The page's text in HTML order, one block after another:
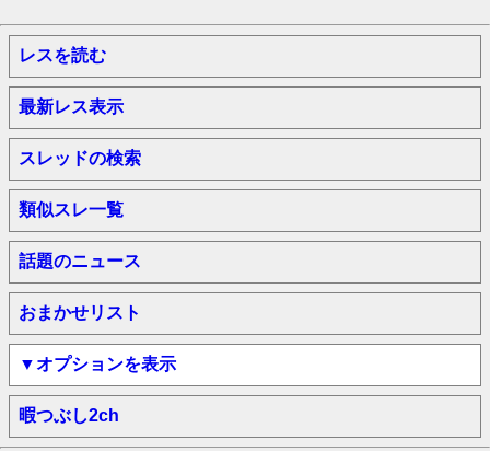
レスを読む
最新レス表示
スレッドの検索
類似スレ一覧
話題のニュース
おまかせリスト
▼オプションを表示
暇つぶし2ch